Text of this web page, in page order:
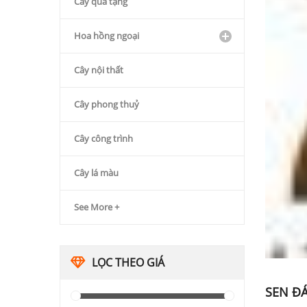
Hoa hồng ngoại
Cây nội thất
Cây phong thuỷ
Cây công trình
Cây lá màu
See More +
LỌC THEO GIÁ
SEN